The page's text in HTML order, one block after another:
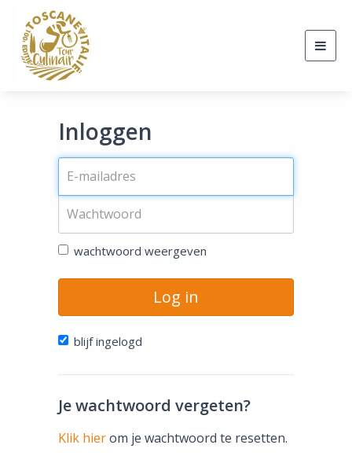
Inloggen
wachtwoord weergeven
Log in
blijf ingelogd
Je wachtwoord vergeten?
Klik hierom je wachtwoord te resetten.